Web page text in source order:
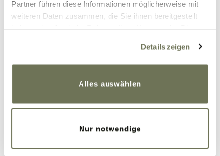
Partner führen diese Informationen möglicherweise mit
weiteren Daten zusammen, die Sie ihnen bereitgestellt
Cookies, wenn Sie unsere Webseite weiterhin nutzen.
Weitere Informationen finden Sie in unserer
Details zeigen
Alles auswählen
Nur notwendige